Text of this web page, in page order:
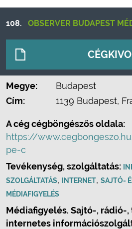
108. OBSERVER BUDAPEST
Megye:
Budapest
Cím:
1139 Budapest,
A cég cégböngészős oldala:
https://
pe-c
Tevékenység, szolgáltatás:
SZOLGÁLTATÁS, INTERNET, SAJTÓ-
MÉDIAFIGYELÉS
Médiafigyelés. Sajtó-, rádió-
internetes